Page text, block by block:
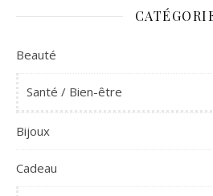
Beauté
Santé / Bien-être
Bijoux
Cadeau